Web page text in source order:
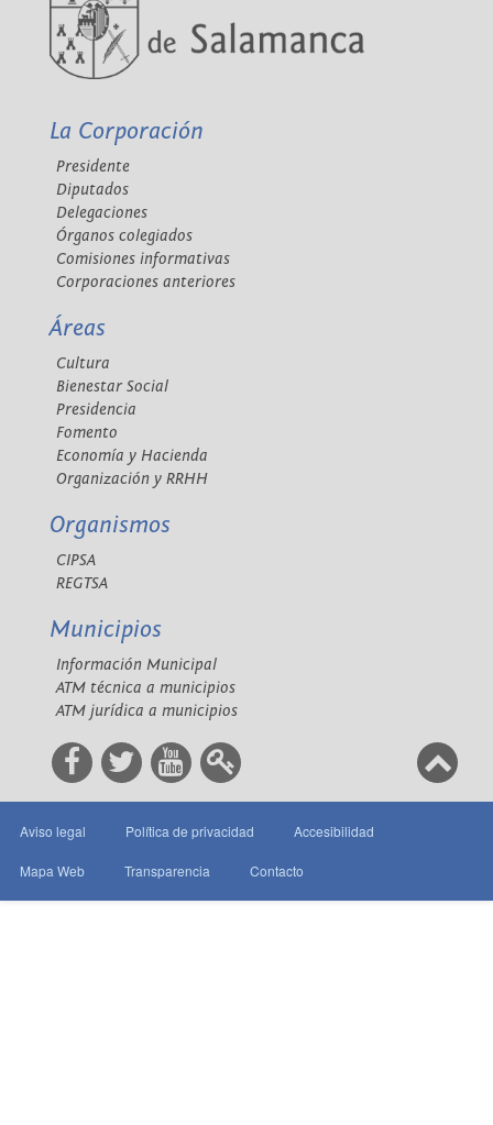
La Corporación
Presidente
Diputados
Delegaciones
Órganos colegiados
Comisiones informativas
Corporaciones anteriores
Áreas
Cultura
Bienestar Social
Presidencia
Fomento
Economía y Hacienda
Organización y RRHH
Organismos
CIPSA
REGTSA
Municipios
Información Municipal
ATM técnica a municipios
ATM jurídica a municipios
Aviso legal Política de privacidad Accesibilidad
Mapa Web Transparencia Contacto